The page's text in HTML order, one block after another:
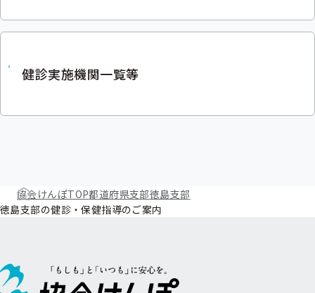
健診実施機関一覧等
協会けんぽTOP都道府県支部徳島支部
徳島支部の健診・保健指導のご案内